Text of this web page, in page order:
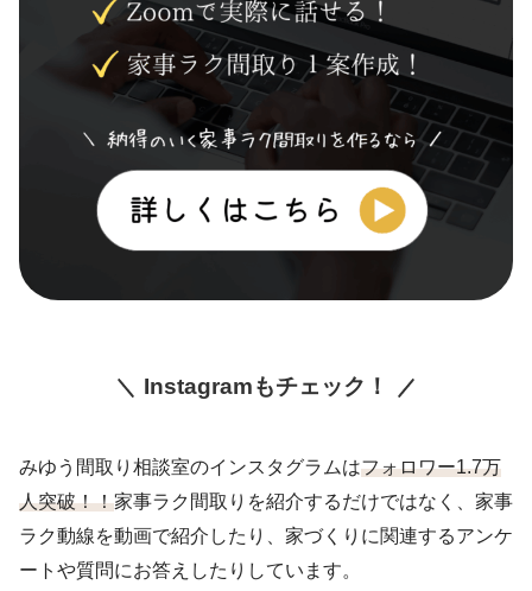
Instagramもチェック！
みゆう間取り相談室のインスタグラムはフォロワー1.7万
人突破！！家事ラク間取りを紹介するだけではなく、家事
ラク動線を動画で紹介したり、家づくりに関連するアンケ
ートや質問にお答えしたりしています。